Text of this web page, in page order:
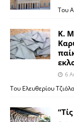
Του
Κ.
6
Του Ελευθερίου Τζιόλα